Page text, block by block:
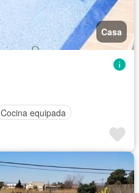
Casa
Cocina equipada